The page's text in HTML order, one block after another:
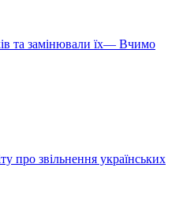
та замінювали їх— Вчимо
про звільнення українських